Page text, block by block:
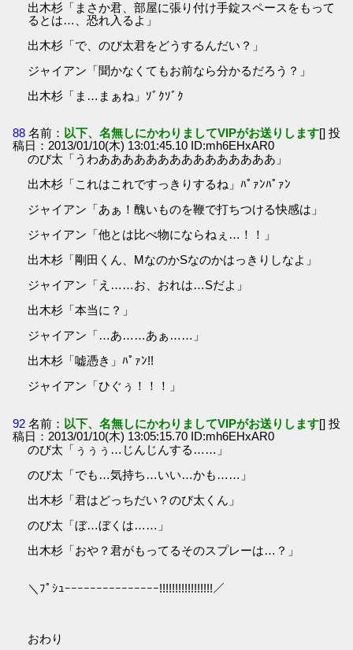
出木杉「まさか君、部屋に張り付け手錠スペースをもって
るとは…、恐れ入るよ」
出木杉「で、のび太君をどうするんだい？」
ジャイアン「聞かなくてもお前なら分かるだろう？」
出木杉「ま…まぁね」ｿﾞｸｿﾞｸ
88 名前： 以下、名無しにかわりましてVIPがお送りします[] 投
稿日：2013/01/10(木) 13:01:45.10 ID:mh6EHxAR0
のび太「うわあああああああああああああああ」
出木杉「これはこれですっきりするね」ﾊﾟｧﾝﾊﾟｧﾝ
ジャイアン「あぁ！醜いものを鞭で打ちつける快感は」
ジャイアン「他とは比べ物にならねぇ…！！」
出木杉「剛田くん、MなのかSなのかはっきりしなよ」
ジャイアン「え……お、おれは…Sだよ」
出木杉「本当に？」
ジャイアン「…あ……あぁ……」
出木杉「嘘憑き」ﾊﾟｧﾝ!!
ジャイアン「ひぐぅ！！！」
92 名前： 以下、名無しにかわりましてVIPがお送りします[] 投
稿日：2013/01/10(木) 13:05:15.70 ID:mh6EHxAR0
のび太「ぅぅぅ…じんじんする……」
のび太「でも…気持ち…いい…かも……」
出木杉「君はどっちだい？のび太くん」
のび太「ぼ…ぼくは……」
出木杉「おや？君がもってるそのスプレーは…？」
＼ﾌﾟｼｭｰｰｰｰｰｰｰｰｰｰｰｰｰｰｰ!!!!!!!!!!!!!!!!!／
おわり